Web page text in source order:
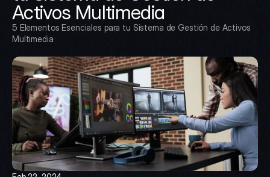
Activos Multimedia
5 Elementos Esenciales para tu Sistema de Gestión de Activos
Multimedia